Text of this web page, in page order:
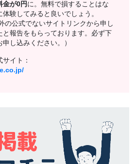
金が0円 に。無料で損することはな
験してみると良いでしょう。
の公式でないサイトリンクから申し
と報告をもらっております。必ず下
し込みください。）
イト：